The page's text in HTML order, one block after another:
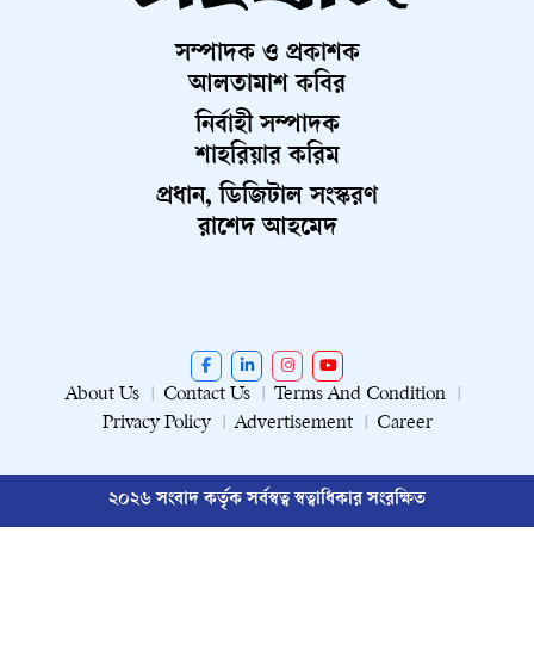
সম্পাদক ও প্রকাশক
আলতামাশ কবির
নির্বাহী সম্পাদক
শাহরিয়ার করিম
প্রধান, ডিজিটাল সংস্করণ
রাশেদ আহমেদ
About Us Contact Us
Terms And Condition
Privacy Policy
Advertisement Career
২০২৬ সংবাদ কর্তৃক সর্বস্বত্ব স্বত্বাধিকার সংরক্ষিত